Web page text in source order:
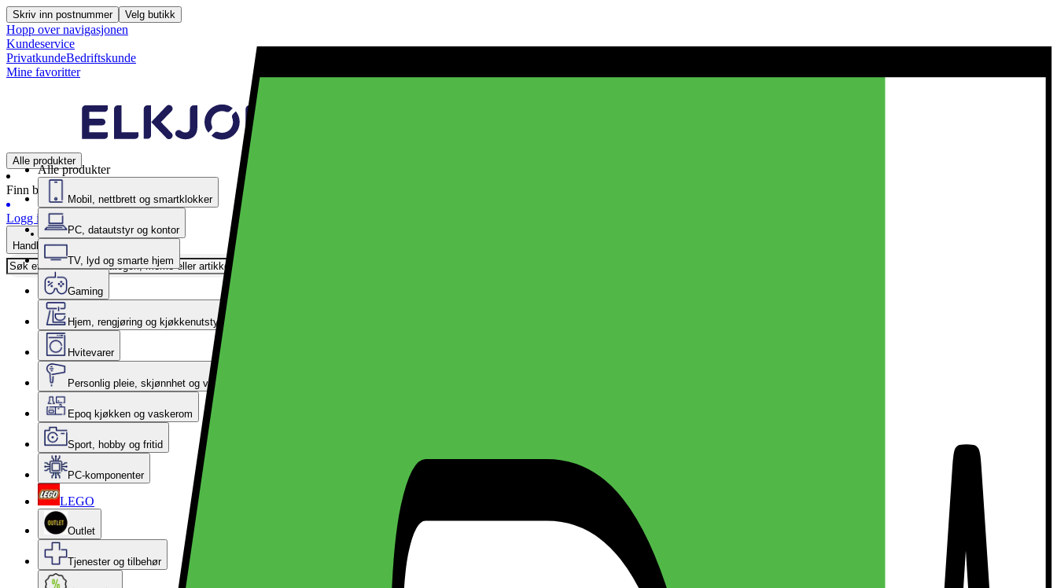
Skriv inn postnummer Velg butikk
Hopp over navigasjonen
Kundeservice
PrivatkundeBedriftskunde
Mine favoritter
Alle produkter
Finn butikk
Logg inn
Handlekurv
Alle produkter
Mobil, nettbrett og smartklokker
PC, datautstyr og kontor
TV, lyd og smarte hjem
Gaming
Hjem, rengjøring og kjøkkenutstyr
Hvitevarer
Personlig pleie, skjønnhet og velvære
Epoq kjøkken og vaskerom
Sport, hobby og fritid
PC-komponenter
LEGO
Outlet
Tjenester og tilbehør